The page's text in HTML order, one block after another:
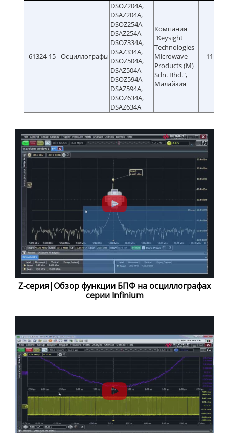
61324-15 Осциллографы
DSOZ204A,
DSAZ204A,
DSOZ254A,
DSAZ254A,
DSOZ334A,
DSAZ334A,
DSOZ504A,
DSAZ504A,
DSOZ594A,
DSAZ594A,
DSOZ634A,
DSAZ634A
Компания
"Keysight
Technologies
Microwave
Products (M)
Sdn. Bhd.",
Малайзия
Z-серия|Обзор функции БПФ на осциллографах
серии Infinium